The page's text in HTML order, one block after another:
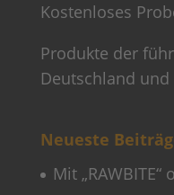
Kostenloses
Produkte der
Deutschland
Neueste
Mit „RAWBITE“